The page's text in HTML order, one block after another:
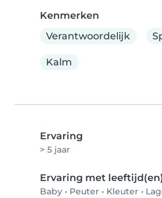
Kenmerken
Verantwoordelijk
Kalm
Ervaring
> 5 jaar
Ervaring met
Baby • Peuter • Kleuter •